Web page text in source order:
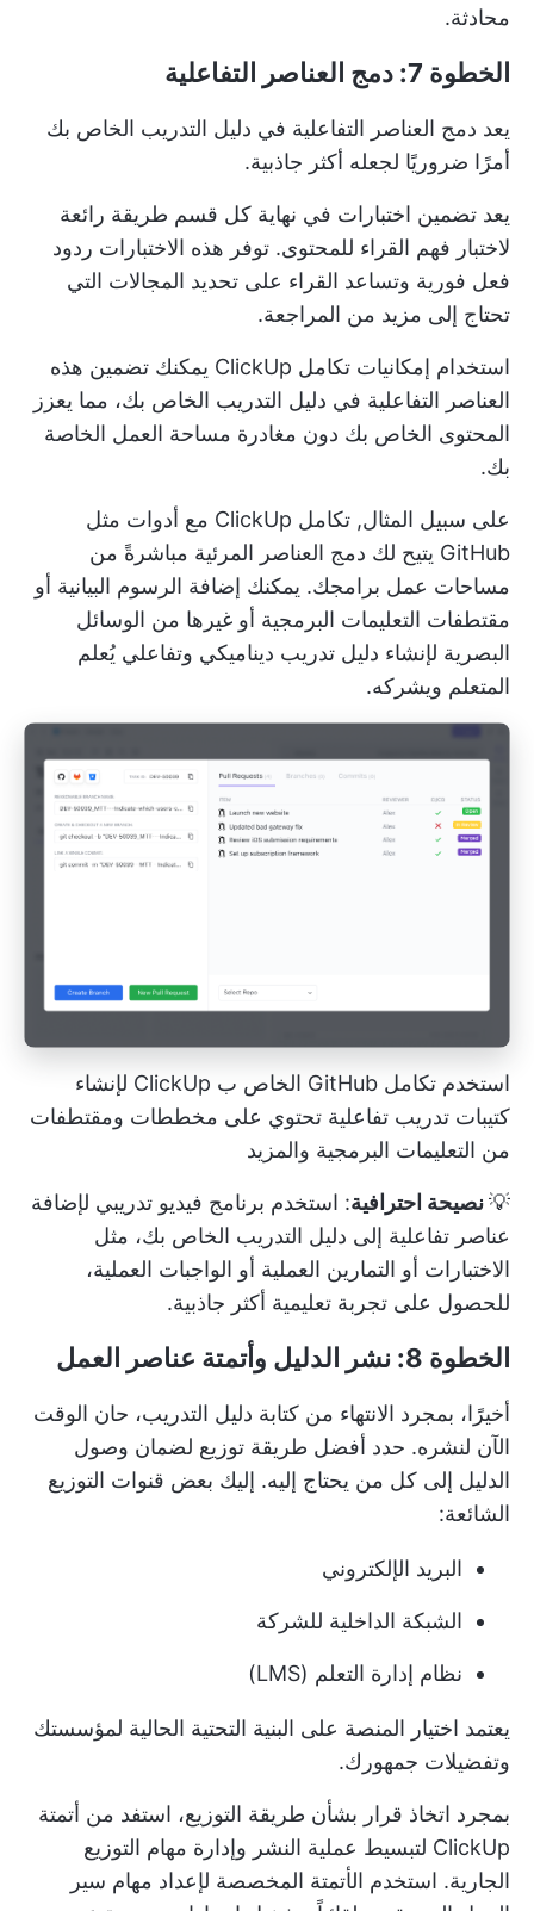
محادثة.
الخطوة 7: دمج العناصر التفاعلية
يعد دمج العناصر التفاعلية في دليل التدريب الخاص بك
أمرًا ضروريًا لجعله أكثر جاذبية.
يعد تضمين اختبارات في نهاية كل قسم طريقة رائعة
لاختبار فهم القراء للمحتوى. توفر هذه الاختبارات ردود
فعل فورية وتساعد القراء على تحديد المجالات التي
تحتاج إلى مزيد من المراجعة.
استخدام إمكانيات تكامل ClickUp
يمكنك تضمين هذه
العناصر التفاعلية في دليل التدريب الخاص بك، مما يعزز
المحتوى الخاص بك دون مغادرة مساحة العمل الخاصة
بك.
على سبيل المثال,
تكامل ClickUp مع أدوات مثل
GitHub يتيح لك دمج العناصر المرئية مباشرةً من
مساحات عمل برامجك. يمكنك إضافة الرسوم البيانية أو
مقتطفات التعليمات البرمجية أو غيرها من الوسائل
البصرية لإنشاء دليل تدريب ديناميكي وتفاعلي يُعلم
المتعلم ويشركه.
استخدم تكامل GitHub الخاص ب ClickUp لإنشاء
كتيبات تدريب تفاعلية تحتوي على مخططات ومقتطفات
من التعليمات البرمجية والمزيد
💡نصيحة احترافية: استخدم برنامج فيديو تدريبي لإضافة
عناصر تفاعلية إلى دليل التدريب الخاص بك، مثل
الاختبارات أو التمارين العملية أو الواجبات العملية،
للحصول على تجربة تعليمية أكثر جاذبية.
الخطوة 8: نشر الدليل وأتمتة عناصر العمل
أخيرًا، بمجرد الانتهاء من كتابة دليل التدريب، حان الوقت
الآن لنشره. حدد أفضل طريقة توزيع لضمان وصول
الدليل إلى كل من يحتاج إليه. إليك بعض قنوات التوزيع
الشائعة:
البريد الإلكتروني
الشبكة الداخلية للشركة
نظام إدارة التعلم (LMS)
يعتمد اختيار المنصة على البنية التحتية الحالية لمؤسستك
وتفضيلات جمهورك.
بمجرد اتخاذ قرار بشأن طريقة التوزيع، استفد من أتمتة
ClickUp لتبسيط عملية النشر وإدارة مهام التوزيع
الجارية. استخدم الأتمتة المخصصة لإعداد مهام سير